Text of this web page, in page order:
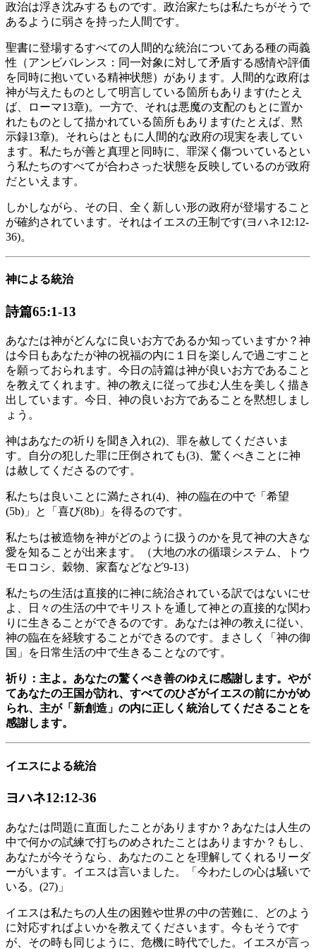
政治は浮き沈みするものです。政治家たちは私たちがそうで
あるように弱さを持った人間です。
聖書に登場するすべての人間的な統治についてある種の両義
性（アンビバレンス：同一対象に対して矛盾する感情や評価
を同時に抱いている精神状態）があります。人間的な政府は
神が与えたものとして明言している箇所もあります(たとえ
ば、ローマ13章)。一方で、それは悪魔の支配のもとに置か
れたものとして描かれている箇所もあります(たとえば、黙
示録13章)。それらはともに人間的な政府の現実を表してい
ます。私たちが善と真理と同時に、罪深く傷ついているとい
う私たちのすべてが合わさった状態を反映しているのが政府
だといえます。
しかしながら、その日、全く新しい形の政府が登場すること
が確約されています。それはイエスの王制です(ヨハネ12:12-
36)。
神による統治
詩篇65:1-13
あなたは神がどんなに良いお方であるか知っていますか？神
は今日もあなたが神の祝福の内に１日を楽しんで過ごすこと
を願っておられます。今日の詩篇は神が良いお方であること
を教えてくれます。神の教えに従って歩む人生を美しく描き
出しています。今日、神の良いお方であることを黙想しまし
ょう。
神はあなたの祈りを聞き入れ(2)、罪を赦してくださいま
す。自分の犯した罪に圧倒されても(3)、驚くべきことに神
は赦してくださるのです。
私たちは良いことに満たされ(4)、神の臨在の中で「希望
(5b)」と「喜び(8b)」を得るのです。
私たちは被造物を神がどのように扱うのかを見て神の大きな
愛を知ることが出来ます。（大地の水の循環システム、トウ
モロコシ、穀物、家畜などなど9-13）
私たちの生活は直接的に神に統治されている訳ではないにせ
よ、日々の生活の中でキリストを通して神との直接的な関わ
りに生きることができるのです。あなたは神の教えに従い、
神の臨在を経験することができるのです。まさしく「神の御
国」を日常生活の中で生きることなのです。
祈り：主よ。あなたの驚くべき善のゆえに感謝します。やが
てあなたの王国が訪れ、すべてのひざがイエスの前にかがめ
られ、主が「新創造」の内に正しく統治してくださることを
感謝します。
イエスによる統治
ヨハネ12:12-36
あなたは問題に直面したことがありますか？あなたは人生の
中で何かの試練で打ちのめされたことはありますか？もし、
あなたが今そうなら、あなたのことを理解してくれるリーダ
ーがいます。イエスは言いました。「今わたしの心は騒いで
いる。(27)」
イエスは私たちの人生の困難や世界の中の苦難に、どのよう
に対応すればよいかを教えてくださいます。今もそうです
が、その時も同じように、危機に時代でした。イエスが言っ